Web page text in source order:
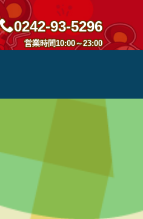
0242-93-5296
営業時間10:00～23:00